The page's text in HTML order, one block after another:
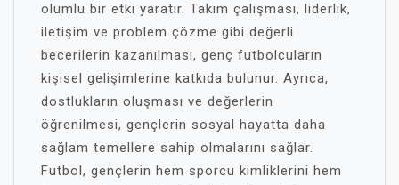
olumlu bir etki yaratır. Takım çalışması, liderlik,
iletişim ve problem çözme gibi değerli
becerilerin kazanılması, genç futbolcuların
kişisel gelişimlerine katkıda bulunur. Ayrıca,
dostlukların oluşması ve değerlerin
öğrenilmesi, gençlerin sosyal hayatta daha
sağlam temellere sahip olmalarını sağlar.
Futbol, gençlerin hem sporcu kimliklerini hem